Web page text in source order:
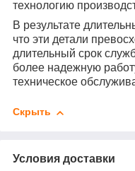
технологию
В результате
что эти детали
длительный срок
более надежную
техническое
Скрыть
Условия доставки